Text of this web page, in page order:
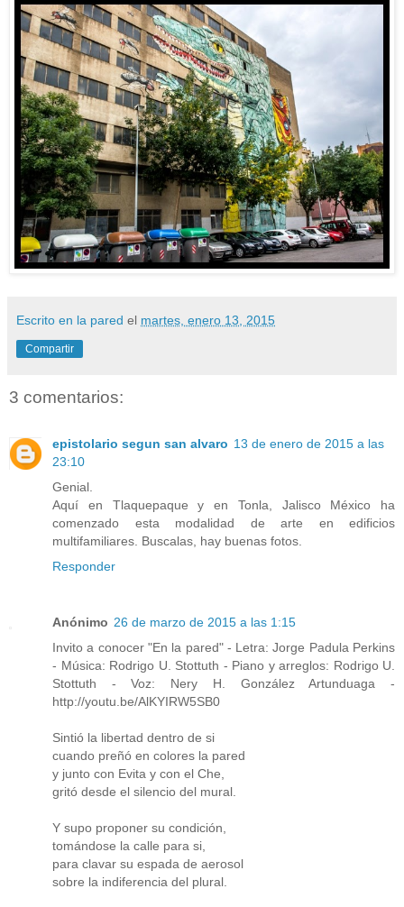
Escrito en la pared el martes, enero 13, 2015
Compartir
3 comentarios:
epistolario segun san alvaro 13 de enero de 2015 a las
23:10
Genial.
Aquí en Tlaquepaque y en Tonla, Jalisco México ha
comenzado esta modalidad de arte en edificios
multifamiliares. Buscalas, hay buenas fotos.
Responder
Anónimo 26 de marzo de 2015 a las 1:15
Invito a conocer "En la pared" - Letra: Jorge Padula Perkins
- Música: Rodrigo U. Stottuth - Piano y arreglos: Rodrigo U.
Stottuth - Voz: Nery H. González Artunduaga -
http://youtu.be/AlKYIRW5SB0
Sintió la libertad dentro de si
cuando preñó en colores la pared
y junto con Evita y con el Che,
gritó desde el silencio del mural.
Y supo proponer su condición,
tomándose la calle para si,
para clavar su espada de aerosol
sobre la indiferencia del plural.